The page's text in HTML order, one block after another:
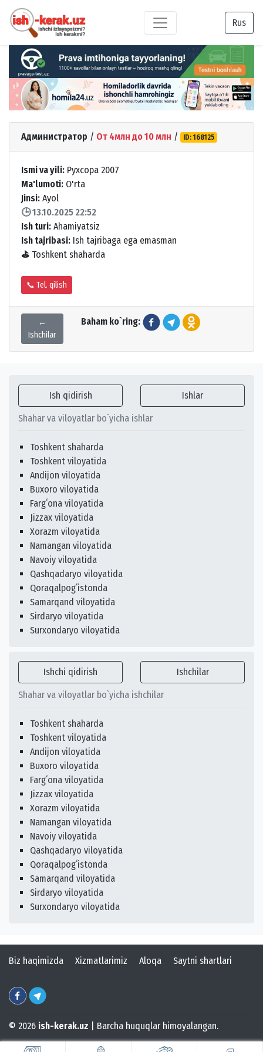
Rus
Администратор / От 4млн до 10 млн / ID: 168125
Ismi va yili: Рухсора 2007
Ma'lumoti: O'rta
Jinsi: Ayol
🕒 13.10.2025 22:52
Ish turi: Ahamiyatsiz
Ish tajribasi: Ish tajribaga ega emasman
⛳ Toshkent shaharda
📞 Tel. qilish
←
Ishchilar
Baham ko`ring:
Ish qidirish Ishlar
Shahar va viloyatlar bo`yicha ishlar
Toshkent shaharda
Toshkent viloyatida
Andijon viloyatida
Buxoro viloyatida
Fargʻona viloyatida
Jizzax viloyatida
Xorazm viloyatida
Namangan viloyatida
Navoiy viloyatida
Qashqadaryo viloyatida
Qoraqalpogʻistonda
Samarqand viloyatida
Sirdaryo viloyatida
Surxondaryo viloyatida
Ishchi qidirish Ishchilar
Shahar va viloyatlar bo`yicha ishchilar
Toshkent shaharda
Toshkent viloyatida
Andijon viloyatida
Buxoro viloyatida
Fargʻona viloyatida
Jizzax viloyatida
Xorazm viloyatida
Namangan viloyatida
Navoiy viloyatida
Qashqadaryo viloyatida
Qoraqalpogʻistonda
Samarqand viloyatida
Sirdaryo viloyatida
Surxondaryo viloyatida
Biz haqimizda Xizmatlarimiz Aloqa Saytni shartlari
© 2026 ish-kerak.uz | Barcha huquqlar himoyalangan.